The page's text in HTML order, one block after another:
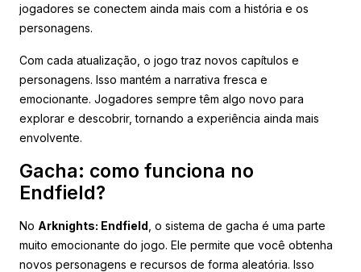
jogadores se conectem ainda mais com a história e os
personagens.
Com cada atualização, o jogo traz novos capítulos e
personagens. Isso mantém a narrativa fresca e
emocionante. Jogadores sempre têm algo novo para
explorar e descobrir, tornando a experiência ainda mais
envolvente.
Gacha: como funciona no
Endfield?
No Arknights: Endfield , o sistema de gacha é uma parte
muito emocionante do jogo. Ele permite que você obtenha
novos personagens e recursos de forma aleatória. Isso